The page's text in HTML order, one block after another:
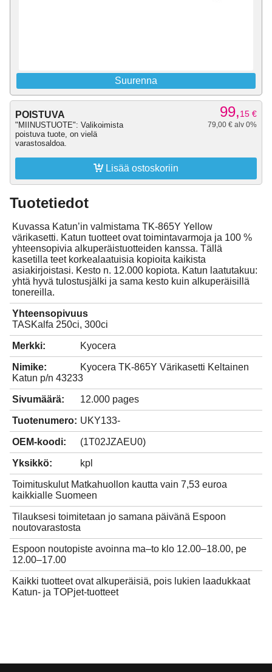
Suurenna
POISTUVA
"MIINUSTUOTE": Valikoimista
poistuva tuote, on vielä
varastosaldoa.
99,15 €
79,00 € alv 0%
 Lisää ostoskoriin
Tuotetiedot
Kuvassa Katun’in valmistama TK-865Y Yellow
värikasetti. Katun tuotteet ovat toimintavarmoja ja 100 %
yhteensopivia alkuperäistuotteiden kanssa. Tällä
kasetilla teet korkealaatuisia kopioita kaikista
asiakirjoistasi. Kesto n. 12.000 kopiota. Katun laatutakuu:
yhtä hyvä tulostusjälki ja sama kesto kuin alkuperäisillä
tonereilla.
Yhteensopivuus
TASKalfa 250ci, 300ci
Merkki: Kyocera
Nimike:
Kyocera TK-865Y Värikasetti Keltainen
Katun p/n 43233
Sivumäärä: 12.000 pages
Tuotenumero: UKY133-
OEM-koodi: (1T02JZAEU0)
Yksikkö: kpl
Toimituskulut Matkahuollon kautta vain 7,53 euroa
kaikkialle Suomeen
Tilauksesi toimitetaan jo samana päivänä Espoon
noutovarastosta
Espoon noutopiste avoinna ma–to klo 12.00–18.00, pe
12.00–17.00
Kaikki tuotteet ovat alkuperäisiä, pois lukien laadukkaat
Katun- ja TOPjet-tuotteet